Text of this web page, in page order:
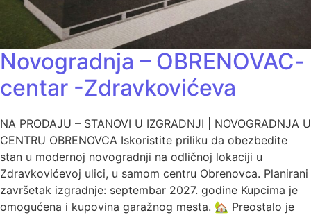
Novogradnja – OBRENOVAC-
centar -Zdravkovićeva
NA PRODAJU – STANOVI U IZGRADNJI | NOVOGRADNJA U
CENTRU OBRENOVCA Iskoristite priliku da obezbedite
stan u modernoj novogradnji na odličnoj lokaciji u
Zdravkovićevoj ulici, u samom centru Obrenovca. Planirani
završetak izgradnje: septembar 2027. godine Kupcima je
omogućena i kupovina garažnog mesta. 🏡 Preostalo je